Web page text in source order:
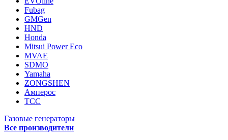
Fubag
GMGen
HND
Honda
Mitsui Power Eco
MVAE
SDMO
Yamaha
ZONGSHEN
Амперос
ТСС
Газовые генераторы
Все производители